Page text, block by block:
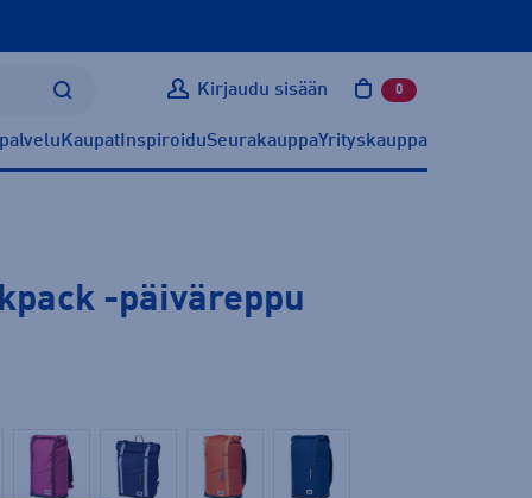
Kirjaudu sisään 0 tuotetta
Kaupat InspiroiduSeurakauppaYrityskauppa
-päiväreppu